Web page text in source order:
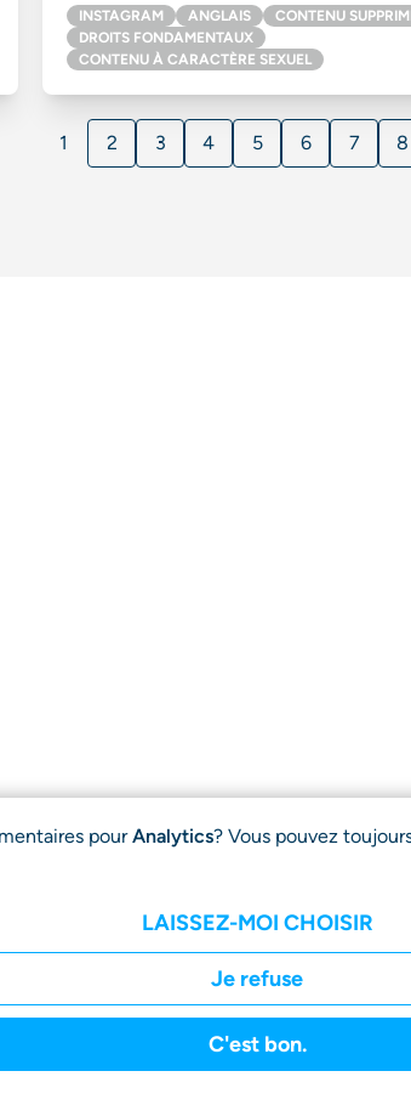
INSTAGRAM ANGLAIS
CONTENU
DROITS FONDAMENTAUX
CONTENU À CARACTÈRE SEXUEL
1 2 3 4 5 6 7 8
pourAnalytics? Vous pouvez
LAISSEZ-MOI CHOISIR
Je refuse
C'est bon.